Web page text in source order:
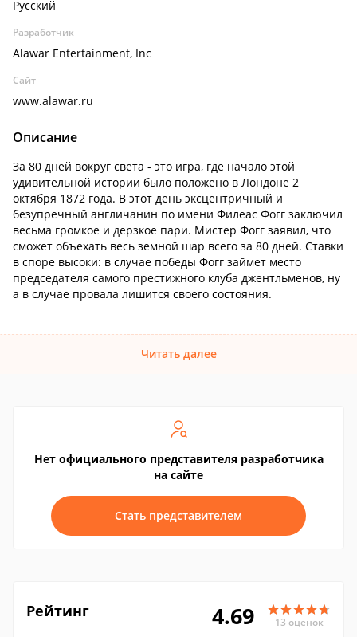
Русский
Разработчик
Alawar Entertainment, Inc
Сайт
www.alawar.ru
Описание
За 80 дней вокруг света - это игра, где начало этой
удивительной истории было положено в Лондоне 2
октября 1872 года. В этот день эксцентричный и
безупречный англичанин по имени Филеас Фогг заключил
весьма громкое и дерзкое пари. Мистер Фогг заявил, что
сможет объехать весь земной шар всего за 80 дней. Ставки
в споре высоки: в случае победы Фогг займет место
председателя самого престижного клуба джентльменов, ну
а в случае провала лишится своего состояния.
Читать далее
Нет официального представителя разработчика
на сайте
Стать представителем
Рейтинг 4.69 13 оценок